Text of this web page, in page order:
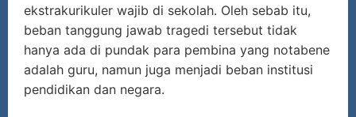
ekstrakurikuler wajib di sekolah. Oleh sebab itu,
beban tanggung jawab tragedi tersebut tidak
hanya ada di pundak para pembina yang notabene
adalah guru, namun juga menjadi beban institusi
pendidikan dan negara.